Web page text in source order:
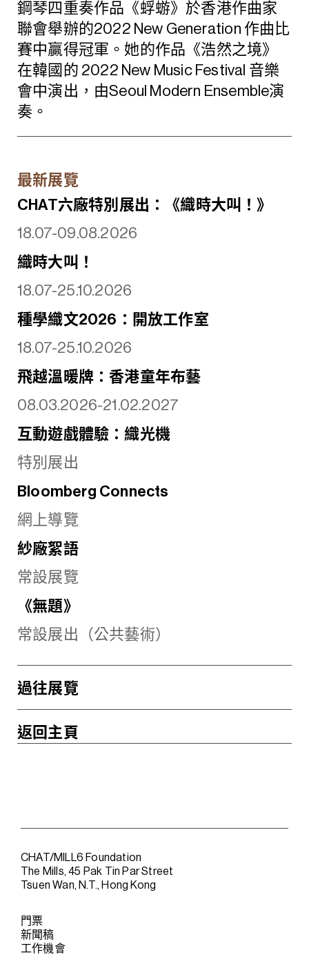
鋼琴四重奏作品《蜉蝣》於香港作曲家
聯會舉辦的2022 New Generation 作曲比
賽中贏得冠軍。她的作品《浩然之境》
在韓國的 2022 New Music Festival 音樂
會中演出，由Seoul Modern Ensemble演
奏。
最新展覽
CHAT六廠特別展出：《織時大叫！》
18.07-09.08.2026
織時大叫！
18.07-25.10.2026
種學織文2026：開放工作室
18.07-25.10.2026
飛越溫暖牌：香港童年布藝
08.03.2026-21.02.2027
互動遊戲體驗：織光機
特別展出
Bloomberg Connects
網上導覽
紗廠絮語
常設展覽
《無題》
常設展出（公共藝術）
過往展覽
返回主頁
CHAT/MILL6 Foundation
The Mills, 45 Pak Tin Par Street
Tsuen Wan, N.T., Hong Kong
門票
新聞稿
工作機會